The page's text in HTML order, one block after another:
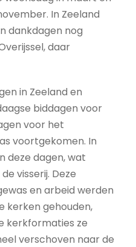
In Zeeland
dankdagen nog
daar
in Zeeland en
biddagen voor
voor het
voortgekomen. In
deze dagen, wat
visserij. Deze
en arbeid werden
kerken gehouden,
kerkformaties ze
verschoven naar de